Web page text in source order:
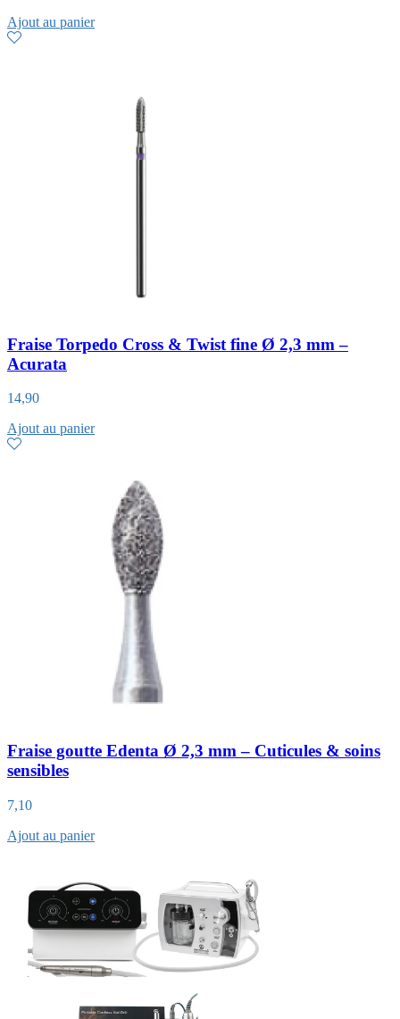
Ajout au panier
Fraise Torpedo Cross & Twist fine Ø 2,3 mm –
Acurata
14,90
Ajout au panier
Fraise goutte Edenta Ø 2,3 mm – Cuticules & soins
sensibles
7,10
Ajout au panier